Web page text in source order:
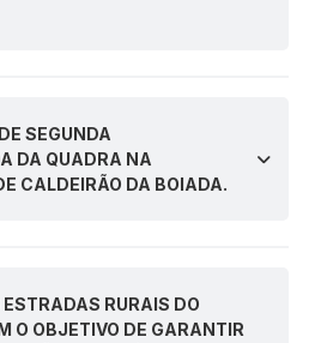
SEGUNDA
DA QUADRA NA
CALDEIRÃO DA BOIADA.
RURAIS DO
O OBJETIVO DE GARANTIR